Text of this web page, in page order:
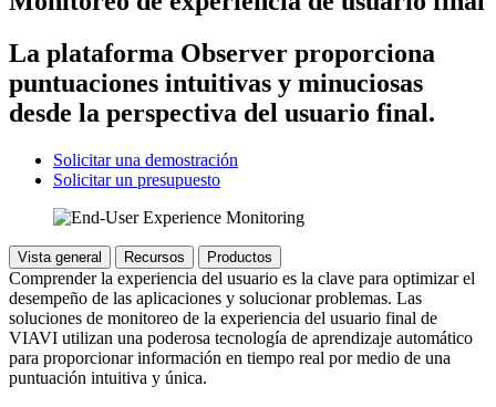
La plataforma Observer proporciona
puntuaciones intuitivas y minuciosas
desde la perspectiva del usuario final.
Solicitar una demostración
Solicitar un presupuesto
Vista general Recursos Productos
Comprender la experiencia del usuario es la clave para optimizar el
desempeño de las aplicaciones y solucionar problemas. Las
soluciones de monitoreo de la experiencia del usuario final de
VIAVI utilizan una poderosa tecnología de aprendizaje automático
para proporcionar información en tiempo real por medio de una
puntuación intuitiva y única.